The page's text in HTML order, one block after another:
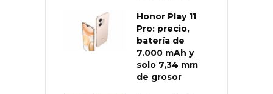
Honor Play 11
Pro: precio,
batería de
7.000 mAh y
solo 7,34 mm
de grosor